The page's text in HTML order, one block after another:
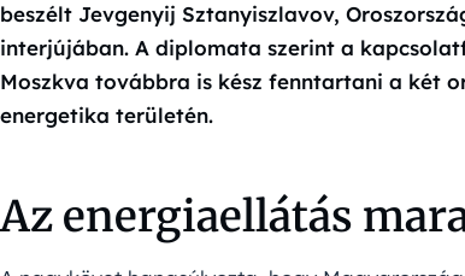
beszélt Jevgenyij Sztanyiszlavov,
interjújában. A diplomata szerint a
Moszkva továbbra is kész fenntartani a két
energetika területén.
Az energiaellátás